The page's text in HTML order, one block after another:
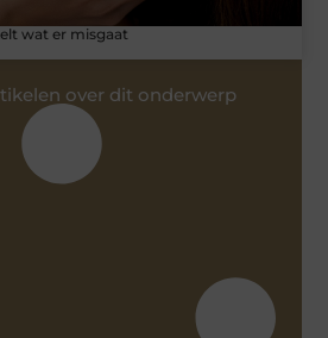
wat er misgaat
over dit onderwerp